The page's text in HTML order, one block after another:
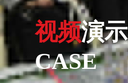
视频演示
CASE